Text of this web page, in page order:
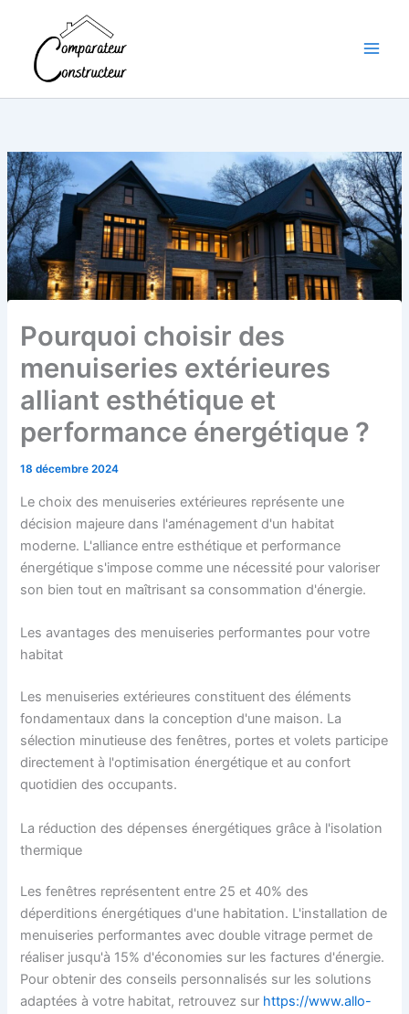
contenu
Pourquoi choisir des
menuiseries extérieures
alliant esthétique et
performance énergétique ?
18 décembre 2024
Le choix des menuiseries extérieures représente une
décision majeure dans l'aménagement d'un habitat
moderne. L'alliance entre esthétique et performance
énergétique s'impose comme une nécessité pour valoriser
son bien tout en maîtrisant sa consommation d'énergie.
Les avantages des menuiseries performantes pour votre
habitat
Les menuiseries extérieures constituent des éléments
fondamentaux dans la conception d'une maison. La
sélection minutieuse des fenêtres, portes et volets participe
directement à l'optimisation énergétique et au confort
quotidien des occupants.
La réduction des dépenses énergétiques grâce à l'isolation
thermique
Les fenêtres représentent entre 25 et 40% des
déperditions énergétiques d'une habitation. L'installation de
menuiseries performantes avec double vitrage permet de
réaliser jusqu'à 15% d'économies sur les factures d'énergie.
Pour obtenir des conseils personnalisés sur les solutions
adaptées à votre habitat, retrouvez sur https://www.allo-